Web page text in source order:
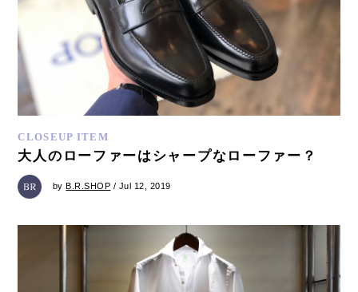
CLOSEUP ITEM
大人のローファーはシャープなローファー？
byB.R.SHOP / Jul 12, 2019